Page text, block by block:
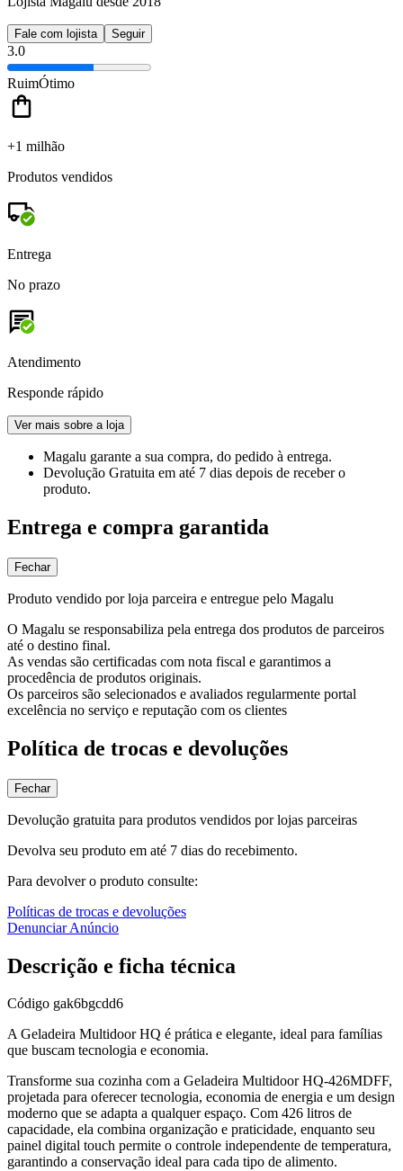
Fale com lojista Seguir
3.0
RuimÓtimo
+1 milhão
Produtos vendidos
Entrega
No prazo
Atendimento
Responde rápido
Ver mais sobre a loja
Magalu garante a sua compra, do pedido à entrega.
Devolução Gratuita em até 7 dias depois de receber o
produto.
Entrega e compra garantida
Fechar
Produto vendido por loja parceira e entregue pelo Magalu
O Magalu se responsabiliza pela entrega dos produtos de parceiros
até o destino final.
As vendas são certificadas com nota fiscal e garantimos a
procedência de produtos originais.
Os parceiros são selecionados e avaliados regularmente portal
excelência no serviço e reputação com os clientes
Política de trocas e devoluções
Fechar
Devolução gratuita para produtos vendidos por lojas parceiras
Devolva seu produto em até 7 dias do recebimento.
Para devolver o produto consulte:
Políticas de trocas e devoluções
Denunciar Anúncio
Descrição e ficha técnica
Código gak6bgcdd6
A Geladeira Multidoor HQ é prática e elegante, ideal para famílias
que buscam tecnologia e economia.
Transforme sua cozinha com a Geladeira Multidoor HQ-426MDFF,
projetada para oferecer tecnologia, economia de energia e um design
moderno que se adapta a qualquer espaço. Com 426 litros de
capacidade, ela combina organização e praticidade, enquanto seu
painel digital touch permite o controle independente de temperatura,
garantindo a conservação ideal para cada tipo de alimento.